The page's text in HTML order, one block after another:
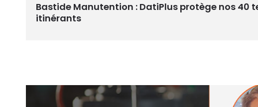
Bastide Manutention : DatiPlus protège nos 40
itinérants